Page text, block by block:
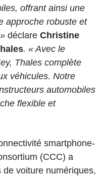
offrant ainsi une
approche robuste et
déclare Christine
. « Avec le
Thales complète
véhicules. Notre
automobiles
flexible et
smartphone-
(CCC) a
voiture numériques,